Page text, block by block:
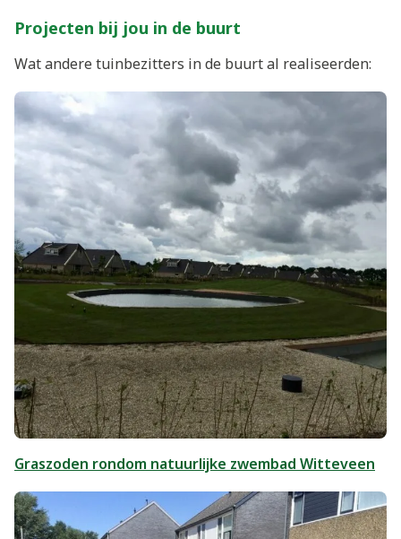
Projecten bij jou in de buurt
Wat andere tuinbezitters in de buurt al realiseerden:
Graszoden rondom natuurlijke zwembad Witteveen